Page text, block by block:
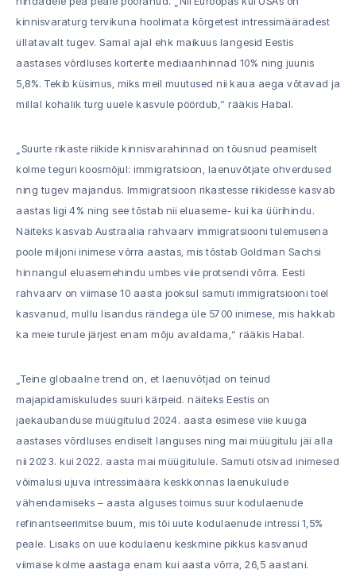
kinnisvaraturg tervikuna hoolimata kõrgetest intressimääradest
üllatavalt tugev. Samal ajal ehk maikuus langesid Eestis
aastases võrdluses korterite mediaanhinnad 10% ning juunis
5,8%. Tekib küsimus, miks meil muutused nii kaua aega võtavad ja
millal kohalik turg uuele kasvule pöördub,“ rääkis Habal.
„Suurte rikaste riikide kinnisvarahinnad on tõusnud peamiselt
kolme teguri koosmõjul: immigratsioon, laenuvõtjate ohverdused
ning tugev majandus. Immigratsioon rikastesse riikidesse kasvab
aastas ligi 4% ning see tõstab nii eluaseme- kui ka üürihindu.
Näiteks kasvab Austraalia rahvaarv immigratsiooni tulemusena
poole miljoni inimese võrra aastas, mis tõstab Goldman Sachsi
hinnangul eluasemehindu umbes viie protsendi võrra. Eesti
rahvaarv on viimase 10 aasta jooksul samuti immigratsiooni toel
kasvanud, mullu lisandus rändega üle 5700 inimese, mis hakkab
ka meie turule järjest enam mõju avaldama,“ rääkis Habal.
„Teine globaalne trend on, et laenuvõtjad on teinud
majapidamiskuludes suuri kärpeid. näiteks Eestis on
jaekaubanduse müügitulud 2024. aasta esimese viie kuuga
aastases võrdluses endiselt languses ning mai müügitulu jäi alla
nii 2023. kui 2022. aasta mai müügitulule. Samuti otsivad inimesed
võimalusi ujuva intressimäära keskkonnas laenukulude
vähendamiseks – aasta alguses toimus suur kodulaenude
refinantseerimitse buum, mis tõi uute kodulaenude intressi 1,5%
peale. Lisaks on uue kodulaenu keskmine pikkus kasvanud
viimase kolme aastaga enam kui aasta võrra, 26,5 aastani.